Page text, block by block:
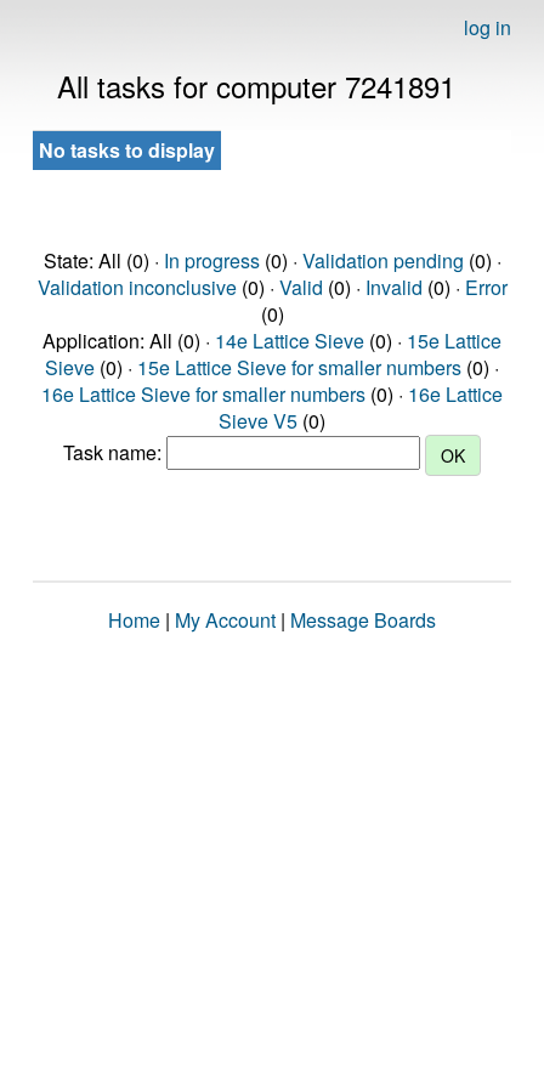
log in
All tasks for computer 7241891
No tasks to display
State: All (0) · In progress(0) · Validation pending (0) ·
Validation inconclusive(0) · Valid (0) · Invalid (0) · Error
(0)
Application: All (0) · 14e Lattice Sieve (0) · 15e Lattice
Sieve (0) · 15e Lattice Sieve for smaller numbers (0) ·
16e Lattice Sieve for smaller numbers (0) · 16e Lattice
Sieve V5 (0)
Task name:
Home | My Account | Message Boards